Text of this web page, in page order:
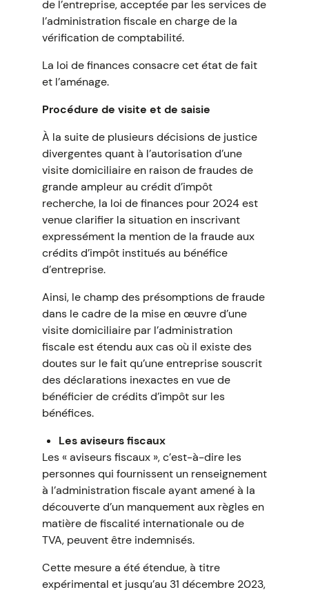
de l’entreprise, acceptée par les services de
l’administration fiscale en charge de la
vérification de comptabilité.
La loi de finances consacre cet état de fait
et l’aménage.
Procédure de visite et de saisie
À la suite de plusieurs décisions de justice
divergentes quant à l’autorisation d’une
visite domiciliaire en raison de fraudes de
grande ampleur au crédit d’impôt
recherche, la loi de finances pour 2024 est
venue clarifier la situation en inscrivant
expressément la mention de la fraude aux
crédits d’impôt institués au bénéfice
d’entreprise.
Ainsi, le champ des présomptions de fraude
dans le cadre de la mise en œuvre d’une
visite domiciliaire par l’administration
fiscale est étendu aux cas où il existe des
doutes sur le fait qu’une entreprise souscrit
des déclarations inexactes en vue de
bénéficier de crédits d’impôt sur les
bénéfices.
Les aviseurs fiscaux
Les « aviseurs fiscaux », c’est-à-dire les
personnes qui fournissent un renseignement
à l’administration fiscale ayant amené à la
découverte d’un manquement aux règles en
matière de fiscalité internationale ou de
TVA, peuvent être indemnisés.
Cette mesure a été étendue, à titre
expérimental et jusqu’au 31 décembre 2023,